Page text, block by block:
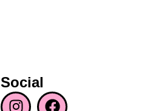
Social
I F